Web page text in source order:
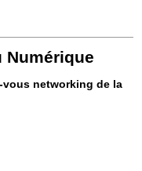
Numérique
vous networking de la